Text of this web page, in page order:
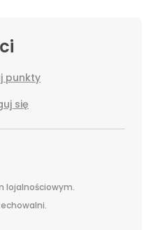
punkty
się
lojalnościowym.